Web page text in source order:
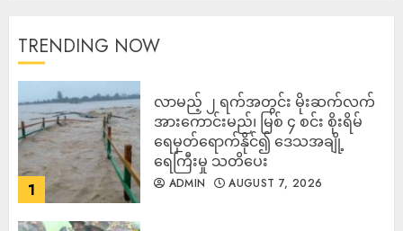
TRENDING NOW
1
လာမည့် ၂ ရက်အတွင်း မိုးဆက်လက်
အားကောင်းမည်၊ မြစ် ၄ စင်း စိုးရိမ်
ရေမှတ်ရောက်နိုင်၍ ဒေသအချို့
ရေကြီးမှု သတိပေး
ADMIN AUGUST 7, 2026